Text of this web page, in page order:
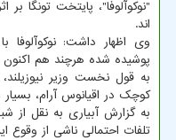
"نوکوآلوفا"، پایتخت تونگا
اند.
وی اظهار داشت: نوکوآلوفا
پوشیده شده هرچند هم اکنون
به قول نخست وزیر
کوچک در اقیانوس آرام،
به گزارش آبیاری به نقل از
تلفات احتمالی ناشی از وقوع